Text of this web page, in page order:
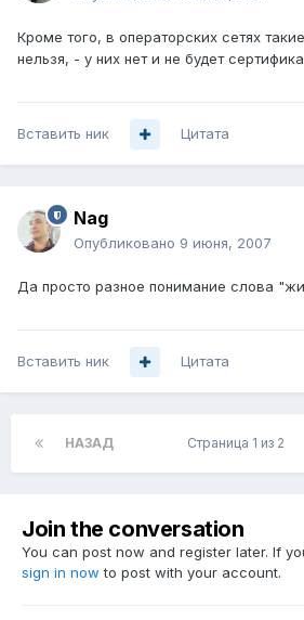
Кроме того, в операторских сетях
нельзя, - у них нет и не будет
Вставить ник Цитата
Nag
Опубликовано 9 июня, 2007
Да просто разное понимание слова
Вставить ник Цитата
НАЗАД Страница 1 из 2
Join the conversation
You can post now and register later. If
sign in now to post with your account.